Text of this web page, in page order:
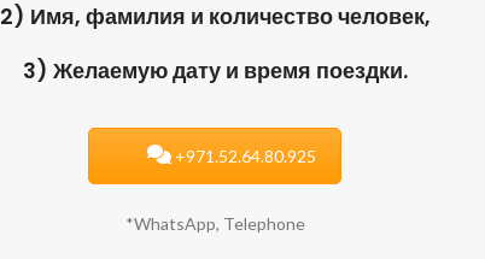
2) Имя, фамилия и количество человек,
3) Желаемую дату и время поездки.
+971.52.64.80.925
*WhatsApp, Telephone